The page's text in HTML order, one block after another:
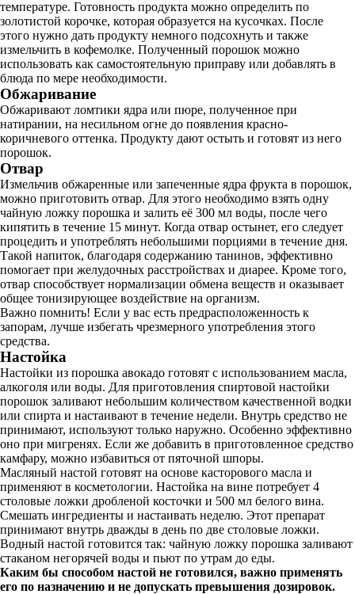
температуре. Готовность продукта можно определить по
золотистой корочке, которая образуется на кусочках. После
этого нужно дать продукту немного подсохнуть и также
измельчить в кофемолке. Полученный порошок можно
использовать как самостоятельную приправу или добавлять в
блюда по мере необходимости.
Обжаривание
Обжаривают ломтики ядра или пюре, полученное при
натирании, на несильном огне до появления красно-
коричневого оттенка. Продукту дают остыть и готовят из него
порошок.
Отвар
Измельчив обжаренные или запеченные ядра фрукта в порошок,
можно приготовить отвар. Для этого необходимо взять одну
чайную ложку порошка и залить её 300 мл воды, после чего
кипятить в течение 15 минут. Когда отвар остынет, его следует
процедить и употреблять небольшими порциями в течение дня.
Такой напиток, благодаря содержанию танинов, эффективно
помогает при желудочных расстройствах и диарее. Кроме того,
отвар способствует нормализации обмена веществ и оказывает
общее тонизирующее воздействие на организм.
Важно помнить! Если у вас есть предрасположенность к
запорам, лучше избегать чрезмерного употребления этого
средства.
Настойка
Настойки из порошка авокадо готовят с использованием масла,
алкоголя или воды. Для приготовления спиртовой настойки
порошок заливают небольшим количеством качественной водки
или спирта и настаивают в течение недели. Внутрь средство не
принимают, используют только наружно. Особенно эффективно
оно при мигренях. Если же добавить в приготовленное средство
камфару, можно избавиться от пяточной шпоры.
Масляный настой готовят на основе касторового масла и
применяют в косметологии. Настойка на вине потребует 4
столовые ложки дробленой косточки и 500 мл белого вина.
Смешать ингредиенты и настаивать неделю. Этот препарат
принимают внутрь дважды в день по две столовые ложки.
Водный настой готовится так: чайную ложку порошка заливают
стаканом негорячей воды и пьют по утрам до еды.
Каким бы способом настой не готовился, важно применять
его по назначению и не допускать превышения дозировок.